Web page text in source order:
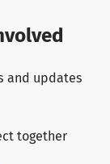
and updates
together